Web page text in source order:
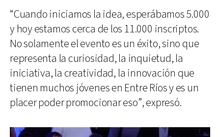
“Cuando iniciamos la idea, esperábamos 5.000
y hoy estamos cerca de los 11.000 inscriptos.
No solamente el evento es un éxito, sino que
representa la curiosidad, la inquietud, la
iniciativa, la creatividad, la innovación que
tienen muchos jóvenes en Entre Ríos y es un
placer poder promocionar eso”, expresó.